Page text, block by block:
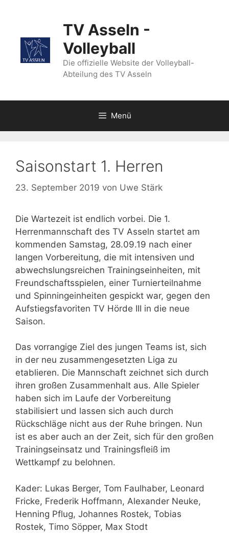
TV Asseln -
Volleyball
Die offizielle Website der Volleyball-
Abteilung des TV Asseln
Menü
Saisonstart 1. Herren
23. September 2019 von Uwe Stärk
Die Wartezeit ist endlich vorbei. Die 1.
Herrenmannschaft des TV Asseln startet am
kommenden Samstag, 28.09.19 nach einer
langen Vorbereitung, die mit intensiven und
abwechslungsreichen Trainingseinheiten, mit
Freundschaftsspielen, einer Turnierteilnahme
und Spinningeinheiten gespickt war, gegen den
Aufstiegsfavoriten TV Hörde III in die neue
Saison.
Das vorrangige Ziel des jungen Teams ist, sich
in der neu zusammengesetzten Liga zu
etablieren. Die Mannschaft zeichnet sich durch
ihren großen Zusammenhalt aus. Alle Spieler
haben sich im Laufe der Vorbereitung
stabilisiert und lassen sich auch durch
Rückschläge nicht aus der Ruhe bringen. Nun
ist es aber auch an der Zeit, sich für den großen
Trainingseinsatz und Trainingsfleiß im
Wettkampf zu belohnen.
Kader: Lukas Berger, Tom Faulhaber, Leonard
Fricke, Frederik Hoffmann, Alexander Neuke,
Henning Pflug, Johannes Rostek, Tobias
Rostek, Timo Söpper, Max Stodt